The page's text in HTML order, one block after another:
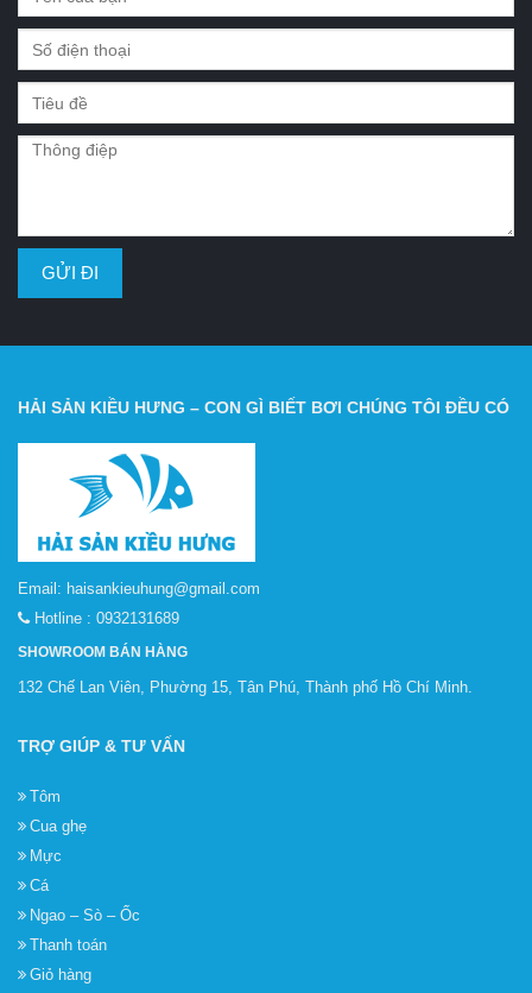
HẢI SẢN KIỀU HƯNG – CON GÌ BIẾT BƠI CHÚNG TÔI ĐỀU CÓ
Email: haisankieuhung@gmail.com
Hotline : 0932131689
SHOWROOM BÁN HÀNG
132 Chế Lan Viên, Phường 15, Tân Phú, Thành phố Hồ Chí Minh.
TRỢ GIÚP & TƯ VẤN
Tôm
Cua ghẹ
Mực
Cá
Ngao – Sò – Ốc
Thanh toán
Giỏ hàng